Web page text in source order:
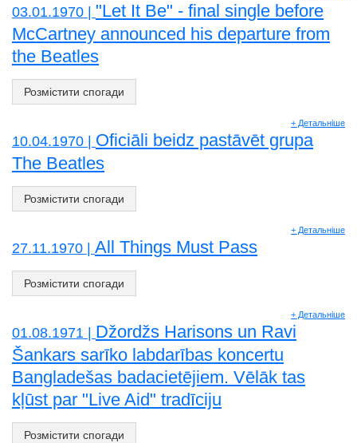
03.01.1970 | "Let It Be" - final single before
McCartney announced his departure from
the Beatles
Розмістити спогади
+ Детальніше
10.04.1970 | Oficiāli beidz pastāvēt grupa
The Beatles
Розмістити спогади
+ Детальніше
27.11.1970 | All Things Must Pass
Розмістити спогади
+ Детальніше
01.08.1971 | Džordžs Harisons un Ravi
Šankars sarīko labdarības koncertu
Bangladešas badacietējiem. Vēlāk tas
kļūst par "Live Aid" tradīciju
Розмістити спогади